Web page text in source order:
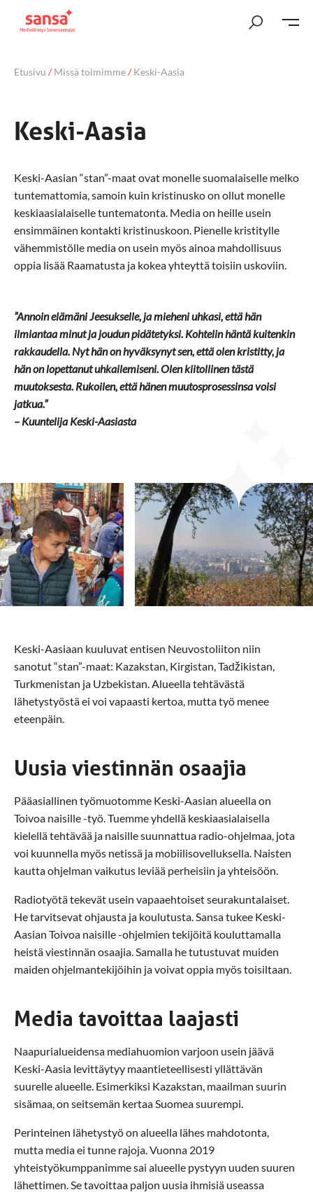
Etusivu /Missä toimimme/Keski-Aasia
Keski-Aasia
Keski-Aasian “stan”-maat ovat monelle suomalaiselle melko
tuntemattomia, samoin kuin kristinusko on ollut monelle
keskiaasialaiselle tuntematonta. Media on heille usein
ensimmäinen kontakti kristinuskoon. Pienelle kristitylle
vähemmistölle media on usein myös ainoa mahdollisuus
oppia lisää Raamatusta ja kokea yhteyttä toisiin uskoviin.
”Annoin elämäni Jeesukselle, ja mieheni uhkasi, että hän
ilmiantaa minut ja joudun pidätetyksi. Kohtelin häntä kuitenkin
rakkaudella. Nyt hän on hyväksynyt sen, että olen kristitty, ja
hän on lopettanut uhkailemiseni. Olen kiitollinen tästä
muutoksesta. Rukoilen, että hänen muutosprosessinsa voisi
jatkua.”
– Kuuntelija Keski-Aasiasta
Keski-Aasiaan kuuluvat entisen Neuvostoliiton niin
sanotut “stan”-maat: Kazakstan, Kirgistan, Tadžikistan,
Turkmenistan ja Uzbekistan. Alueella tehtävästä
lähetystyöstä ei voi vapaasti kertoa, mutta työ menee
eteenpäin.
Uusia viestinnän osaajia
Pääasiallinen työmuotomme Keski-Aasian alueella on
Toivoa naisille -työ. Tuemme yhdellä keskiaasialaisella
kielellä tehtävää ja naisille suunnattua radio-ohjelmaa, jota
voi kuunnella myös netissä ja mobiilisovelluksella. Naisten
kautta ohjelman vaikutus leviää perheisiin ja yhteisöön.
Radiotyötä tekevät usein vapaaehtoiset seurakuntalaiset.
He tarvitsevat ohjausta ja koulutusta. Sansa tukee Keski-
Aasian Toivoa naisille -ohjelmien tekijöitä kouluttamalla
heistä viestinnän osaajia. Samalla he tutustuvat muiden
maiden ohjelmantekijöihin ja voivat oppia myös toisiltaan.
Media tavoittaa laajasti
Naapurialueidensa mediahuomion varjoon usein jäävä
Keski-Aasia levittäytyy maantieteellisesti yllättävän
suurelle alueelle. Esimerkiksi Kazakstan, maailman suurin
sisämaa, on seitsemän kertaa Suomea suurempi.
Perinteinen lähetystyö on alueella lähes mahdotonta,
mutta media ei tunne rajoja. Vuonna 2019
yhteistyökumppanimme sai alueelle pystyyn uuden suuren
lähettimen. Se tavoittaa paljon uusia ihmisiä useassa